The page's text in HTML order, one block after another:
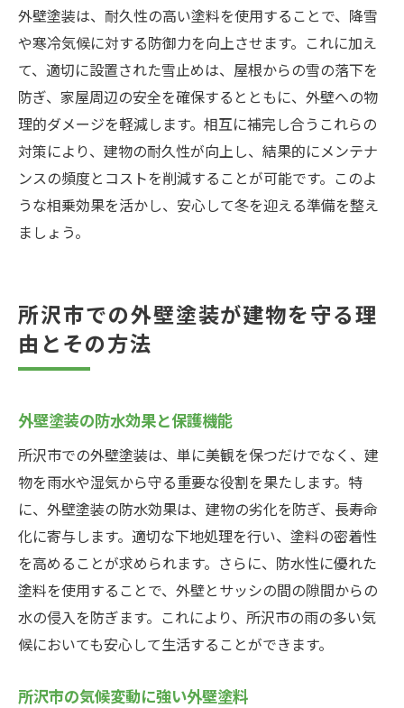
外壁塗装は、耐久性の高い塗料を使用することで、降雪
や寒冷気候に対する防御力を向上させます。これに加え
て、適切に設置された雪止めは、屋根からの雪の落下を
防ぎ、家屋周辺の安全を確保するとともに、外壁への物
理的ダメージを軽減します。相互に補完し合うこれらの
対策により、建物の耐久性が向上し、結果的にメンテナ
ンスの頻度とコストを削減することが可能です。このよ
うな相乗効果を活かし、安心して冬を迎える準備を整え
ましょう。
所沢市での外壁塗装が建物を守る理
由とその方法
外壁塗装の防水効果と保護機能
所沢市での外壁塗装は、単に美観を保つだけでなく、建
物を雨水や湿気から守る重要な役割を果たします。特
に、外壁塗装の防水効果は、建物の劣化を防ぎ、長寿命
化に寄与します。適切な下地処理を行い、塗料の密着性
を高めることが求められます。さらに、防水性に優れた
塗料を使用することで、外壁とサッシの間の隙間からの
水の侵入を防ぎます。これにより、所沢市の雨の多い気
候においても安心して生活することができます。
所沢市の気候変動に強い外壁塗料